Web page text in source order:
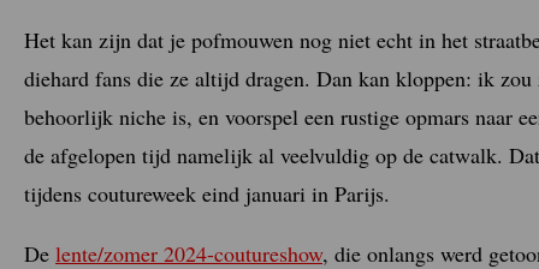
Het kan zijn dat je pofmouwen nog niet echt in het
diehard fans die ze altijd dragen. Dan kan kloppen: ik
behoorlijk niche is, en voorspel een rustige opmars naar
de afgelopen tijd namelijk al veelvuldig op de catwalk.
tijdens coutureweek eind januari in Parijs.
De lente/zomer 2024-coutureshow, die onlangs werd